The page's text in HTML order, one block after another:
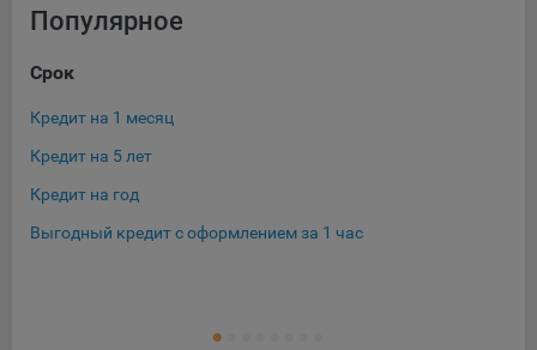
Популярное
Срок
Кредит на 1 месяц
Кредит на 5 лет
Кредит на год
Выгодный кредит с оформлением за 1 час